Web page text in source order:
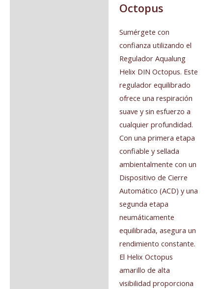
Octopus
Sumérgete con
confianza utilizando el
Regulador Aqualung
Helix DIN Octopus. Este
regulador equilibrado
ofrece una respiración
suave y sin esfuerzo a
cualquier profundidad.
Con una primera etapa
confiable y sellada
ambientalmente con un
Dispositivo de Cierre
Automático (ACD) y una
segunda etapa
neumáticamente
equilibrada, asegura un
rendimiento constante.
El Helix Octopus
amarillo de alta
visibilidad proporciona